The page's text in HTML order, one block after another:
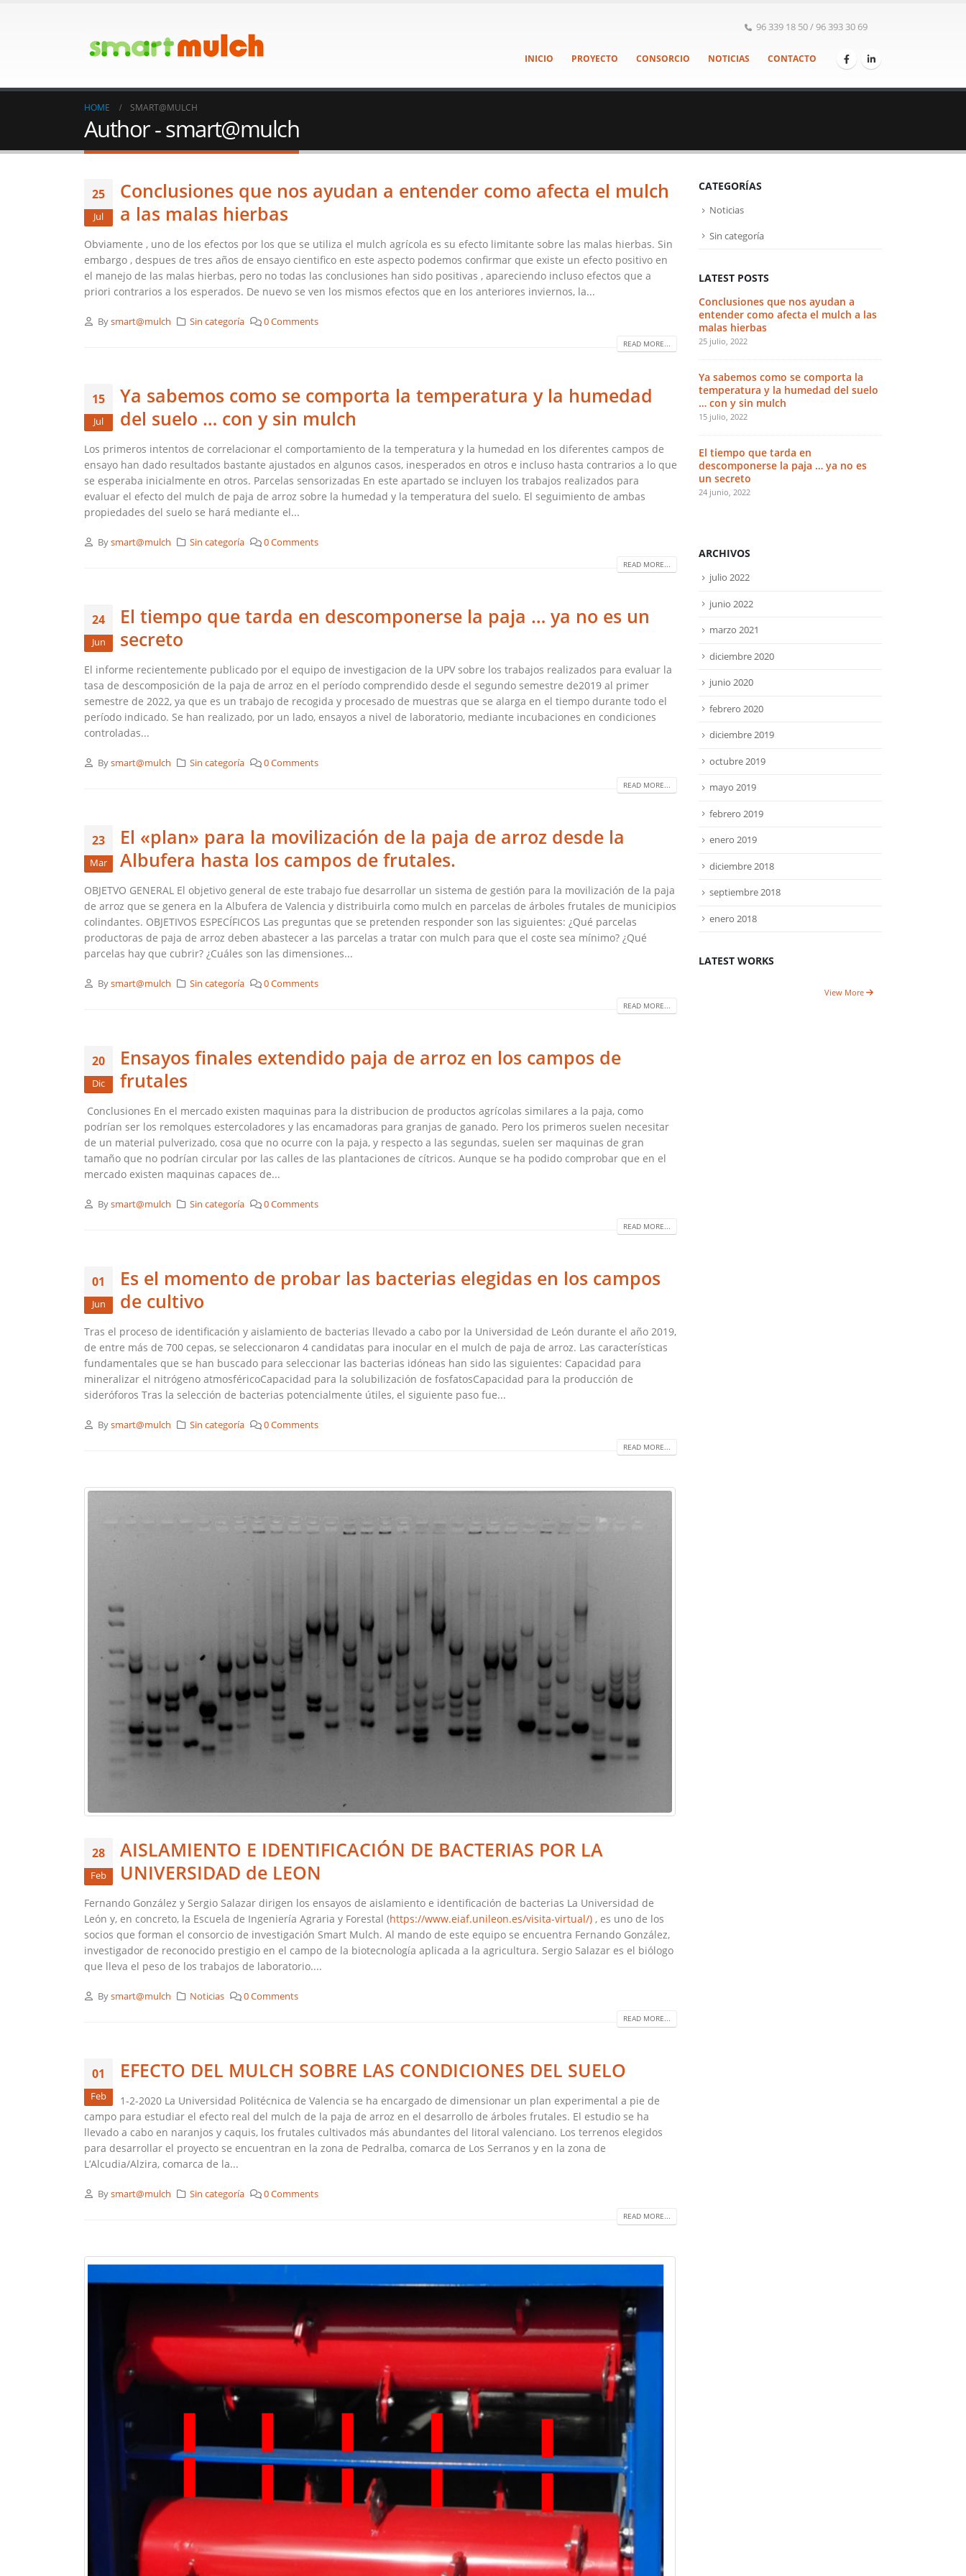
96 339 18 50 / 96 393 30 69
INICIO PROYECTO CONSORCIO NOTICIAS CONTACTO
HOME SMART@MULCH
Author - smart@mulch
25
Jul
Conclusiones que nos ayudan a entender como afecta el mulch
a las malas hierbas
Obviamente , uno de los efectos por los que se utiliza el mulch agrícola es su efecto limitante sobre las malas hierbas. Sin
embargo , despues de tres años de ensayo cientifico en este aspecto podemos confirmar que existe un efecto positivo en
el manejo de las malas hierbas, pero no todas las conclusiones han sido positivas , apareciendo incluso efectos que a
priori contrarios a los esperados. De nuevo se ven los mismos efectos que en los anteriores inviernos, la...
Bysmart@mulch Sin categoría 0 Comments
READ MORE...
15
Jul
Ya sabemos como se comporta la temperatura y la humedad
del suelo … con y sin mulch
Los primeros intentos de correlacionar el comportamiento de la temperatura y la humedad en los diferentes campos de
ensayo han dado resultados bastante ajustados en algunos casos, inesperados en otros e incluso hasta contrarios a lo que
se esperaba inicialmente en otros. Parcelas sensorizadas En este apartado se incluyen los trabajos realizados para
evaluar el efecto del mulch de paja de arroz sobre la humedad y la temperatura del suelo. El seguimiento de ambas
propiedades del suelo se hará mediante el...
Bysmart@mulch Sin categoría 0 Comments
READ MORE...
24
Jun
El tiempo que tarda en descomponerse la paja … ya no es un
secreto
El informe recientemente publicado por el equipo de investigacion de la UPV sobre los trabajos realizados para evaluar la
tasa de descomposición de la paja de arroz en el período comprendido desde el segundo semestre de2019 al primer
semestre de 2022, ya que es un trabajo de recogida y procesado de muestras que se alarga en el tiempo durante todo el
período indicado. Se han realizado, por un lado, ensayos a nivel de laboratorio, mediante incubaciones en condiciones
controladas...
Bysmart@mulch Sin categoría 0 Comments
READ MORE...
23
Mar
El «plan» para la movilización de la paja de arroz desde la
Albufera hasta los campos de frutales.
OBJETVO GENERAL El objetivo general de este trabajo fue desarrollar un sistema de gestión para la movilización de la paja
de arroz que se genera en la Albufera de Valencia y distribuirla como mulch en parcelas de árboles frutales de municipios
colindantes. OBJETIVOS ESPECÍFICOS Las preguntas que se pretenden responder son las siguientes: ¿Qué parcelas
productoras de paja de arroz deben abastecer a las parcelas a tratar con mulch para que el coste sea mínimo? ¿Qué
parcelas hay que cubrir? ¿Cuáles son las dimensiones...
Bysmart@mulch Sin categoría 0 Comments
READ MORE...
20
Dic
Ensayos finales extendido paja de arroz en los campos de
frutales
Conclusiones En el mercado existen maquinas para la distribucion de productos agrícolas similares a la paja, como
podrían ser los remolques estercoladores y las encamadoras para granjas de ganado. Pero los primeros suelen necesitar
de un material pulverizado, cosa que no ocurre con la paja, y respecto a las segundas, suelen ser maquinas de gran
tamaño que no podrían circular por las calles de las plantaciones de cítricos. Aunque se ha podido comprobar que en el
mercado existen maquinas capaces de...
Bysmart@mulch Sin categoría 0 Comments
READ MORE...
01
Jun
Es el momento de probar las bacterias elegidas en los campos
de cultivo
Tras el proceso de identificación y aislamiento de bacterias llevado a cabo por la Universidad de León durante el año 2019,
de entre más de 700 cepas, se seleccionaron 4 candidatas para inocular en el mulch de paja de arroz. Las características
fundamentales que se han buscado para seleccionar las bacterias idóneas han sido las siguientes: Capacidad para
mineralizar el nitrógeno atmosféricoCapacidad para la solubilización de fosfatosCapacidad para la producción de
sideróforos Tras la selección de bacterias potencialmente útiles, el siguiente paso fue...
Bysmart@mulch Sin categoría 0 Comments
READ MORE...
28
Feb
AISLAMIENTO E IDENTIFICACIÓN DE BACTERIAS POR LA
UNIVERSIDAD de LEON
Fernando González y Sergio Salazar dirigen los ensayos de aislamiento e identificación de bacterias La Universidad de
León y, en concreto, la Escuela de Ingeniería Agraria y Forestal (https://www.eiaf.unileon.es/visita-virtual/) , es uno de los
socios que forman el consorcio de investigación Smart Mulch. Al mando de este equipo se encuentra Fernando González,
investigador de reconocido prestigio en el campo de la biotecnología aplicada a la agricultura. Sergio Salazar es el biólogo
que lleva el peso de los trabajos de laboratorio....
Bysmart@mulch Noticias 0 Comments
READ MORE...
01
Feb
EFECTO DEL MULCH SOBRE LAS CONDICIONES DEL SUELO
1-2-2020 La Universidad Politécnica de Valencia se ha encargado de dimensionar un plan experimental a pie de
campo para estudiar el efecto real del mulch de la paja de arroz en el desarrollo de árboles frutales. El estudio se ha
llevado a cabo en naranjos y caquis, los frutales cultivados más abundantes del litoral valenciano. Los terrenos elegidos
para desarrollar el proyecto se encuentran en la zona de Pedralba, comarca de Los Serranos y en la zona de
L’Alcudia/Alzira, comarca de la...
Bysmart@mulch Sin categoría 0 Comments
READ MORE...
CATEGORÍAS
Noticias
Sin categoría
LATEST POSTS
Conclusiones que nos ayudan a
entender como afecta el mulch a las
malas hierbas
25 julio, 2022
Ya sabemos como se comporta la
temperatura y la humedad del suelo
… con y sin mulch
15 julio, 2022
El tiempo que tarda en
descomponerse la paja … ya no es
un secreto
24 junio, 2022
ARCHIVOS
julio 2022
junio 2022
marzo 2021
diciembre 2020
junio 2020
febrero 2020
diciembre 2019
octubre 2019
mayo 2019
febrero 2019
enero 2019
diciembre 2018
septiembre 2018
enero 2018
LATEST WORKS
View More